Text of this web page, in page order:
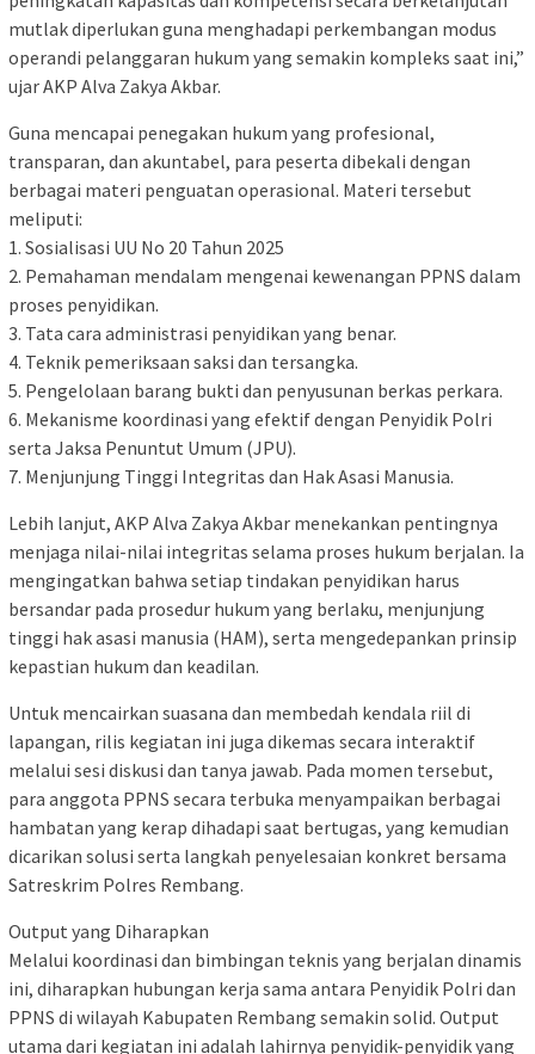
mutlak diperlukan guna menghadapi perkembangan modus
operandi pelanggaran hukum yang semakin kompleks saat ini,”
ujar AKP Alva Zakya Akbar.
Guna mencapai penegakan hukum yang profesional,
transparan, dan akuntabel, para peserta dibekali dengan
berbagai materi penguatan operasional. Materi tersebut
meliputi:
1. Sosialisasi UU No 20 Tahun 2025
2. Pemahaman mendalam mengenai kewenangan PPNS dalam
proses penyidikan.
3. Tata cara administrasi penyidikan yang benar.
4. Teknik pemeriksaan saksi dan tersangka.
5. Pengelolaan barang bukti dan penyusunan berkas perkara.
6. Mekanisme koordinasi yang efektif dengan Penyidik Polri
serta Jaksa Penuntut Umum (JPU).
7. Menjunjung Tinggi Integritas dan Hak Asasi Manusia.
Lebih lanjut, AKP Alva Zakya Akbar menekankan pentingnya
menjaga nilai-nilai integritas selama proses hukum berjalan. Ia
mengingatkan bahwa setiap tindakan penyidikan harus
bersandar pada prosedur hukum yang berlaku, menjunjung
tinggi hak asasi manusia (HAM), serta mengedepankan prinsip
kepastian hukum dan keadilan.
Untuk mencairkan suasana dan membedah kendala riil di
lapangan, rilis kegiatan ini juga dikemas secara interaktif
melalui sesi diskusi dan tanya jawab. Pada momen tersebut,
para anggota PPNS secara terbuka menyampaikan berbagai
hambatan yang kerap dihadapi saat bertugas, yang kemudian
dicarikan solusi serta langkah penyelesaian konkret bersama
Satreskrim Polres Rembang.
Output yang Diharapkan
Melalui koordinasi dan bimbingan teknis yang berjalan dinamis
ini, diharapkan hubungan kerja sama antara Penyidik Polri dan
PPNS di wilayah Kabupaten Rembang semakin solid. Output
utama dari kegiatan ini adalah lahirnya penyidik-penyidik yang